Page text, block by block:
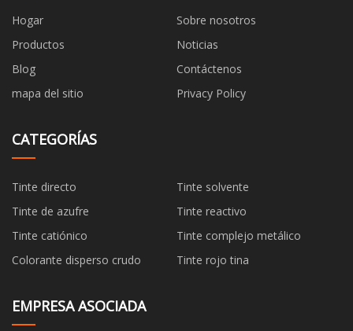
Hogar
Sobre nosotros
Productos
Noticias
Blog
Contáctenos
mapa del sitio
Privacy Policy
CATEGORÍAS
Tinte directo
Tinte solvente
Tinte de azufre
Tinte reactivo
Tinte catiónico
Tinte complejo metálico
Colorante disperso crudo
Tinte rojo tina
EMPRESA ASOCIADA